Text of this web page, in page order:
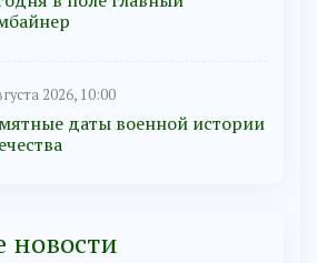
2026, 10:00
даты военной истории
новости